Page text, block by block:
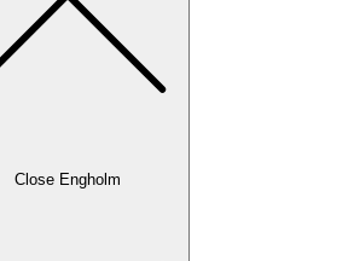
Close Engholm